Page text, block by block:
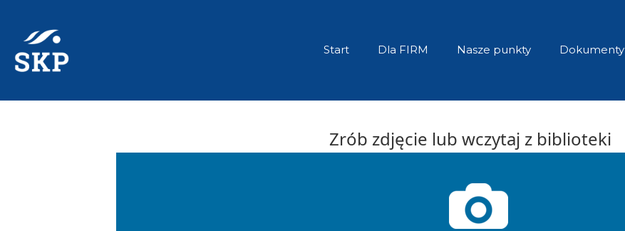
Start Dla FIRM Nasze punkty Dokumenty
Zrób zdjęcie lub wczytaj z biblioteki